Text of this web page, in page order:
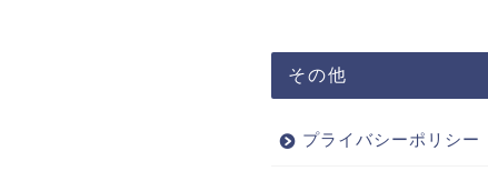
その他
プライバシーポリシー